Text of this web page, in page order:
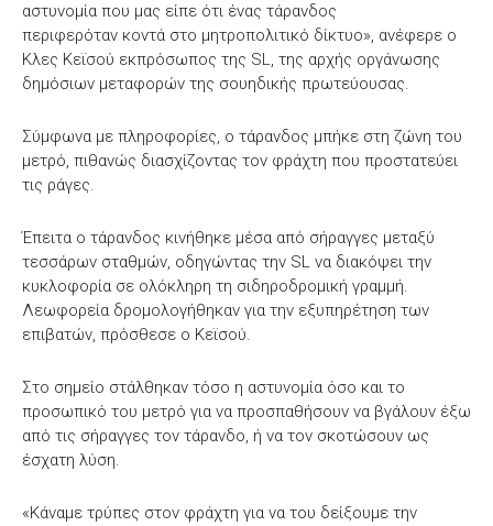
αστυνομία που μας είπε ότι ένας τάρανδος
περιφερόταν κοντά στο μητροπολιτικό δίκτυο», ανέφερε ο
Κλες Κεϊσού εκπρόσωπος της SL, της αρχής οργάνωσης
δημόσιων μεταφορών της σουηδικής πρωτεύουσας.
Σύμφωνα με πληροφορίες, ο τάρανδος μπήκε στη ζώνη του
μετρό, πιθανώς διασχίζοντας τον φράχτη που προστατεύει
τις ράγες.
Έπειτα ο τάρανδος κινήθηκε μέσα από σήραγγες μεταξύ
τεσσάρων σταθμών, οδηγώντας την SL να διακόψει την
κυκλοφορία σε ολόκληρη τη σιδηροδρομική γραμμή.
Λεωφορεία δρομολογήθηκαν για την εξυπηρέτηση των
επιβατών, πρόσθεσε ο Κεϊσού.
Στο σημείο στάλθηκαν τόσο η αστυνομία όσο και το
προσωπικό του μετρό για να προσπαθήσουν να βγάλουν έξω
από τις σήραγγες τον τάρανδο, ή να τον σκοτώσουν ως
έσχατη λύση.
«Κάναμε τρύπες στον φράχτη για να του δείξουμε την